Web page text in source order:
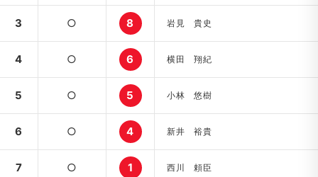
3 ○ 8 岩見 貴史
4 ○ 6 横田 翔紀
5 ○ 5 小林 悠樹
6 ○ 4 新井 裕貴
7 ○ 1 西川 頼臣